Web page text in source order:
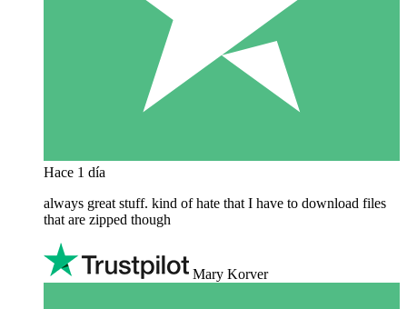
Hace 1 día
always great stuff. kind of hate that I have to download files
that are zipped though
Mary Korver